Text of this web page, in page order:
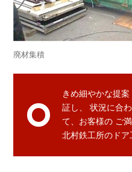
廃材集積
きめ細やかな提
証し、
状況に合
て、お客様の ご
北村鉄工所のドア